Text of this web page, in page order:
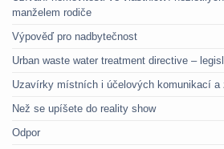
manželem rodiče
Výpověď pro nadbytečnost
Urban waste water treatment directive –
Uzavírky místních i účelových komunikací a
Než se upíšete do reality show
Odpor